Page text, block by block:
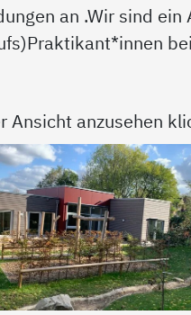
an .Wir sind
anzusehen